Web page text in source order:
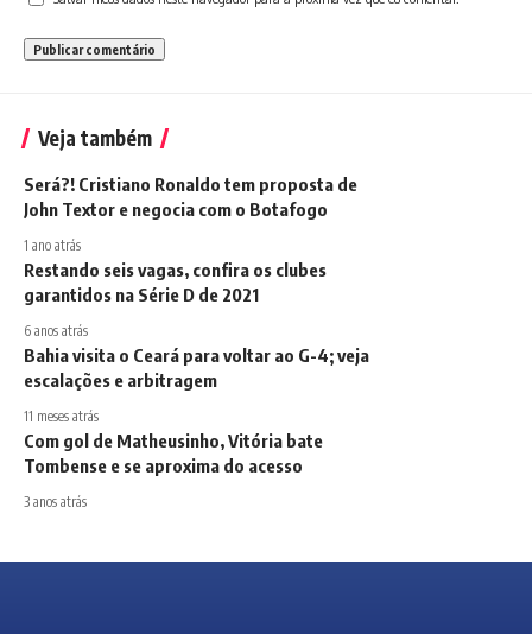
Veja também
Será?! Cristiano Ronaldo tem proposta de
John Textor e negocia com o Botafogo
1 ano atrás
Restando seis vagas, confira os clubes
garantidos na Série D de 2021
6 anos atrás
Bahia visita o Ceará para voltar ao G-4; veja
escalações e arbitragem
11 meses atrás
Com gol de Matheusinho, Vitória bate
Tombense e se aproxima do acesso
3 anos atrás